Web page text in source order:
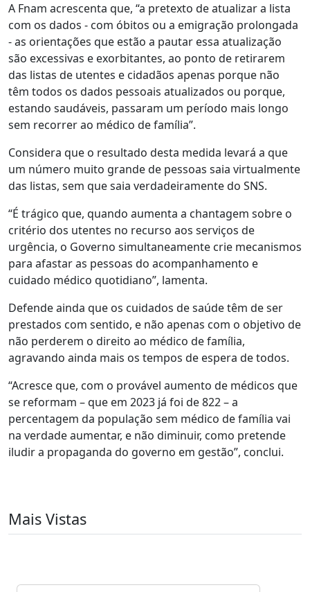
A Fnam acrescenta que, “a pretexto de atualizar a lista
com os dados - com óbitos ou a emigração prolongada
- as orientações que estão a pautar essa atualização
são excessivas e exorbitantes, ao ponto de retirarem
das listas de utentes e cidadãos apenas porque não
têm todos os dados pessoais atualizados ou porque,
estando saudáveis, passaram um período mais longo
sem recorrer ao médico de família”.
Considera que o resultado desta medida levará a que
um número muito grande de pessoas saia virtualmente
das listas, sem que saia verdadeiramente do SNS.
“É trágico que, quando aumenta a chantagem sobre o
critério dos utentes no recurso aos serviços de
urgência, o Governo simultaneamente crie mecanismos
para afastar as pessoas do acompanhamento e
cuidado médico quotidiano”, lamenta.
Defende ainda que os cuidados de saúde têm de ser
prestados com sentido, e não apenas com o objetivo de
não perderem o direito ao médico de família,
agravando ainda mais os tempos de espera de todos.
“Acresce que, com o provável aumento de médicos que
se reformam – que em 2023 já foi de 822 – a
percentagem da população sem médico de família vai
na verdade aumentar, e não diminuir, como pretende
iludir a propaganda do governo em gestão”, conclui.
Mais Vistas